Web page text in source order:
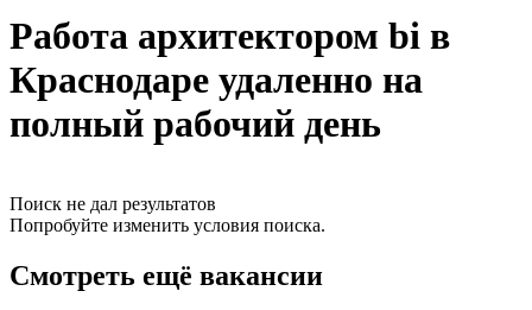
Работа архитектором bi в
Краснодаре удаленно на
полный рабочий день
Поиск не дал результатов
Попробуйте изменить условия поиска.
Смотреть ещё вакансии